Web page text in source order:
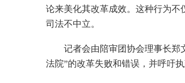
论来美化其改革成效。这种行为不
司法不中立。
记者会由陪审团协会理事长郑
法院”的改革失败和错误，并呼吁